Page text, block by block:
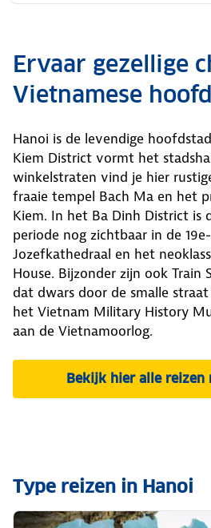
Ervaar gezellige
Vietnamese
Hanoi is de levendige
Kiem District vormt het
winkelstraten vind je hier
fraaie tempel Bach Ma en het
Kiem. In het Ba Dinh District is
periode nog zichtbaar in de
Jozefkathedraal en het
House. Bijzonder zijn ook
dat dwars door de smalle
het Vietnam Military History
aan de Vietnamoorlog.
Bekijk hier alle reizen
Type reizen in Hanoi